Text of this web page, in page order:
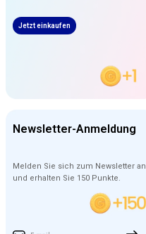
Jetzt einkaufen
Newsletter-Anmeldung
Melden Sie sich zum Newsletter an
und erhalten Sie 150 Punkte.